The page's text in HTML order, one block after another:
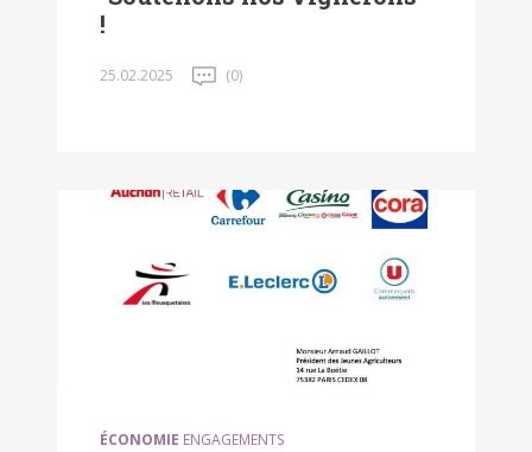
!
25.02.2025 (0)
ÉCONOMIE ENGAGEMENTS